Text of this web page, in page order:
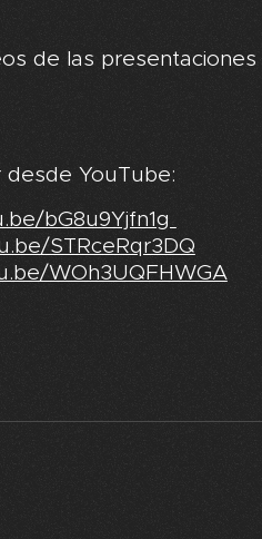
de las presentaciones
YouTube:
bG8u9Yjfn1g
STRceRqr3DQ
WOh3UQFHWGA